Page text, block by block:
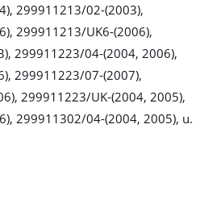
299911213/02-(2003),
299911213/UK6-(2006),
299911223/04-(2004, 2006),
299911223/07-(2007),
299911223/UK-(2004, 2005),
299911302/04-(2004, 2005), u.